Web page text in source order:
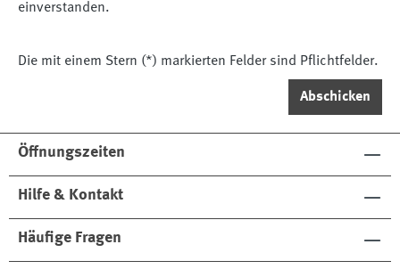
einverstanden.
Die mit einem Stern (*) markierten Felder sind Pflichtfelder.
Abschicken
Öffnungszeiten
Hilfe & Kontakt
Häufige Fragen